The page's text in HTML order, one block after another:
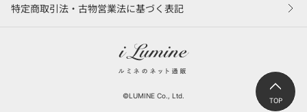
TOP
特定商取引法・古物営業法に基づく表記
©LUMINE Co., Ltd.